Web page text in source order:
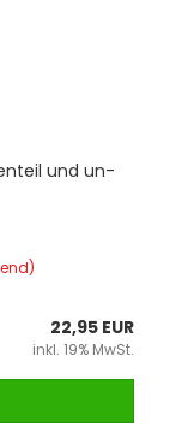
und un­
22,95 EUR
inkl. 19% MwSt.